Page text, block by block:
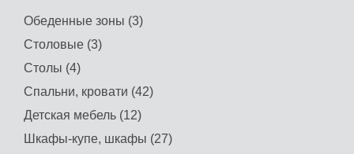
Обеденные зоны (3)
Столовые (3)
Столы (4)
Спальни, кровати (42)
Детская мебель (12)
Шкафы-купе, шкафы (27)